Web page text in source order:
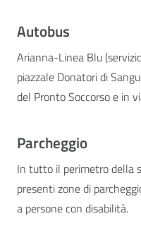
Autobus
Arianna-Linea Blu
piazzale Donatori di
del Pronto Soccorso e in
Parcheggio
In tutto il perimetro della
presenti zone di
a persone con disabilità.